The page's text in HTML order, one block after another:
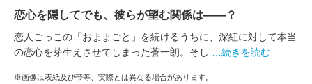
恋心を隠してでも、彼らが望む関係は――？
恋人ごっこの「おままごと」を続けるうちに、深紅に対して本当
の恋心を芽生えさせてしまった蒼一朗。そし
…続きを読む
※画像は表紙及び帯等、実際とは異なる場合があります。